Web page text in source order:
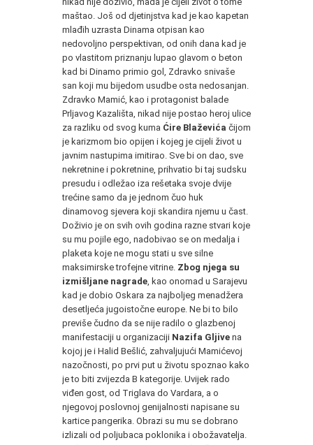
maštao. Još od djetinjstva kad je kao kapetan
mlađih uzrasta Dinama otpisan kao
nedovoljno perspektivan, od onih dana kad je
po vlastitom priznanju lupao glavom o beton
kad bi Dinamo primio gol, Zdravko snivaše
san koji mu bijedom usudbe osta nedosanjan.
Zdravko Mamić, kao i protagonist balade
Prljavog Kazališta, nikad nije postao heroj ulice
za razliku od svog kuma Ćire Blaževića čijom
je karizmom bio opijen i kojeg je cijeli život u
javnim nastupima imitirao. Sve bi on dao, sve
nekretnine i pokretnine, prihvatio bi taj sudsku
presudu i odležao iza rešetaka svoje dvije
trećine samo da je jednom čuo huk
dinamovog sjevera koji skandira njemu u čast.
Doživio je on svih ovih godina razne stvari koje
su mu pojile ego, nadobivao se on medalja i
plaketa koje ne mogu stati u sve silne
maksimirske trofejne vitrine. Zbog njega su
izmišljane nagrade , kao onomad u Sarajevu
kad je dobio Oskara za najboljeg menadžera
desetljeća jugoistočne europe. Ne bi to bilo
previše čudno da se nije radilo o glazbenoj
manifestaciji u organizaciji Nazifa Gljive na
kojoj je i Halid Bešlić, zahvaljujući Mamićevoj
nazočnosti, po prvi put u životu spoznao kako
je to biti zvijezda B kategorije. Uvijek rado
viđen gost, od Triglava do Vardara, a o
njegovoj poslovnoj genijalnosti napisane su
kartice pangerika. Obrazi su mu se dobrano
izlizali od poljubaca poklonika i obožavatelja.